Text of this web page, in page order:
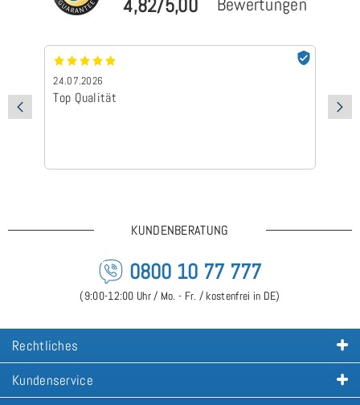
4,82/5,00
24.07.2026
Top Qualität
KUNDENBERATUNG
0800 10 77 777
(9:00-12:00 Uhr / Mo. - Fr. / kostenfrei in DE)
Rechtliches
Kundenservice